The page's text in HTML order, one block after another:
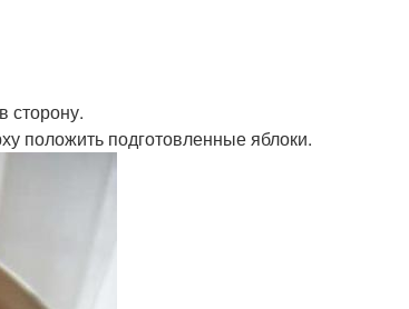
сторону.
положить подготовленные яблоки.